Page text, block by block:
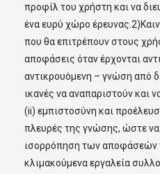
προφίλ του χρήστη και να
ένα ευρύ χώρο
που θα επιτρέπουν στους
αποφάσεις όταν έρχονται
αντικρουόμενη – γνώση από
ικανές να αναπαριστούν και
(ii) εμπιστοσύνη και
πλευρές της γνώσης, ώστε
ισορρόπηση των αποφάσεών
κλιμακούμενα εργαλεία